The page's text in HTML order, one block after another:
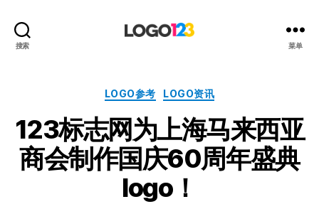
搜索
设
计
博
客
菜单
分
LOGO参考 LOGO资讯
123标志网为上海马来西亚
商会制作国庆60周年盛典
logo！